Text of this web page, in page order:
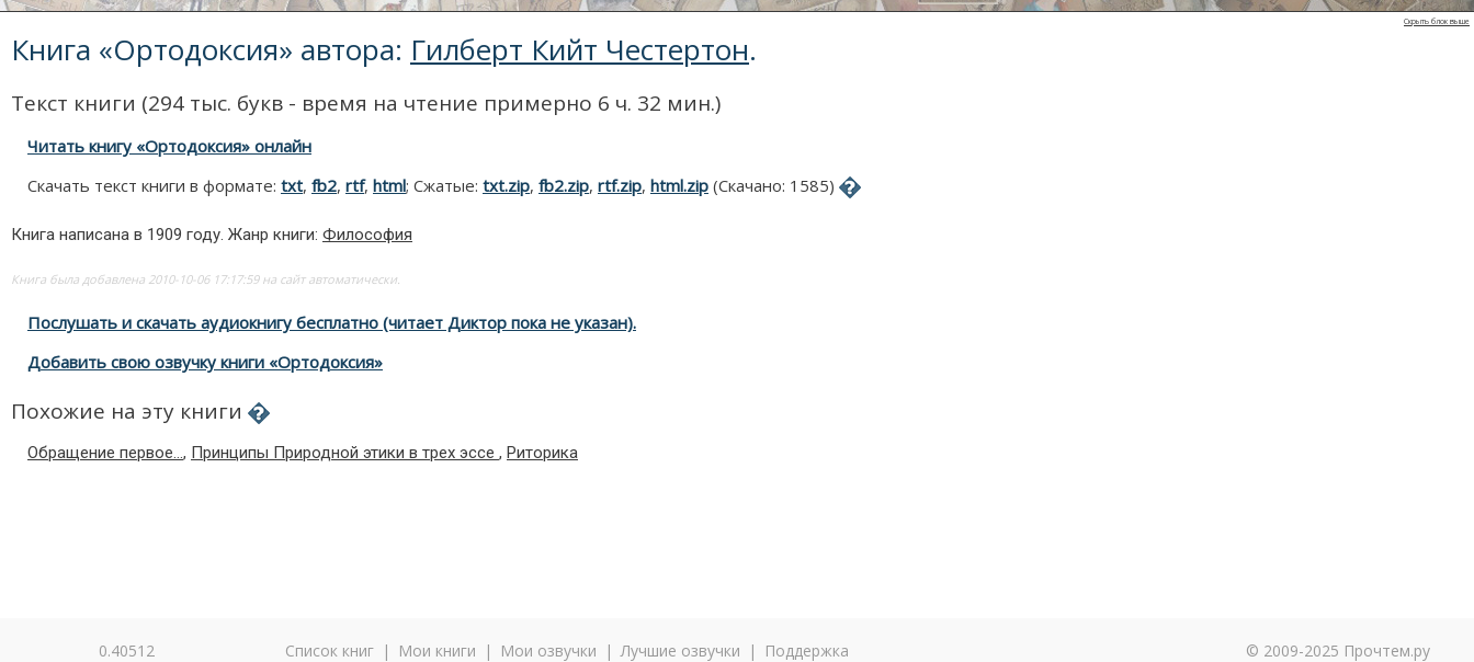
Скрыть блок выше
Книга «Ортодоксия» автора: Гилберт Кийт Честертон.
Текст книги (294 тыс. букв - время на чтение примерно 6 ч. 32 мин.)
Читать книгу «Ортодоксия» онлайн
Скачать текст книги в формате: txt, fb2, rtf, html; Сжатые: txt.zip, fb2.zip, rtf.zip, html.zip (Скачано: 1585)
Книга написана в 1909 году. Жанр книги: Философия
Книга была добавлена 2010-10-06 17:17:59 на сайт автоматически.
Послушать и скачать аудиокнигу бесплатно (читает Диктор пока не указан).
Добавить свою озвучку книги «Ортодоксия»
Похожие на эту книги
Обращение первое..., Принципы Природной этики в трех эссе , Риторика
© 2009-2025 Прочтем.ру
0.40512 Список книг | Мои книги | Мои озвучки | Лучшие озвучки | Поддержка